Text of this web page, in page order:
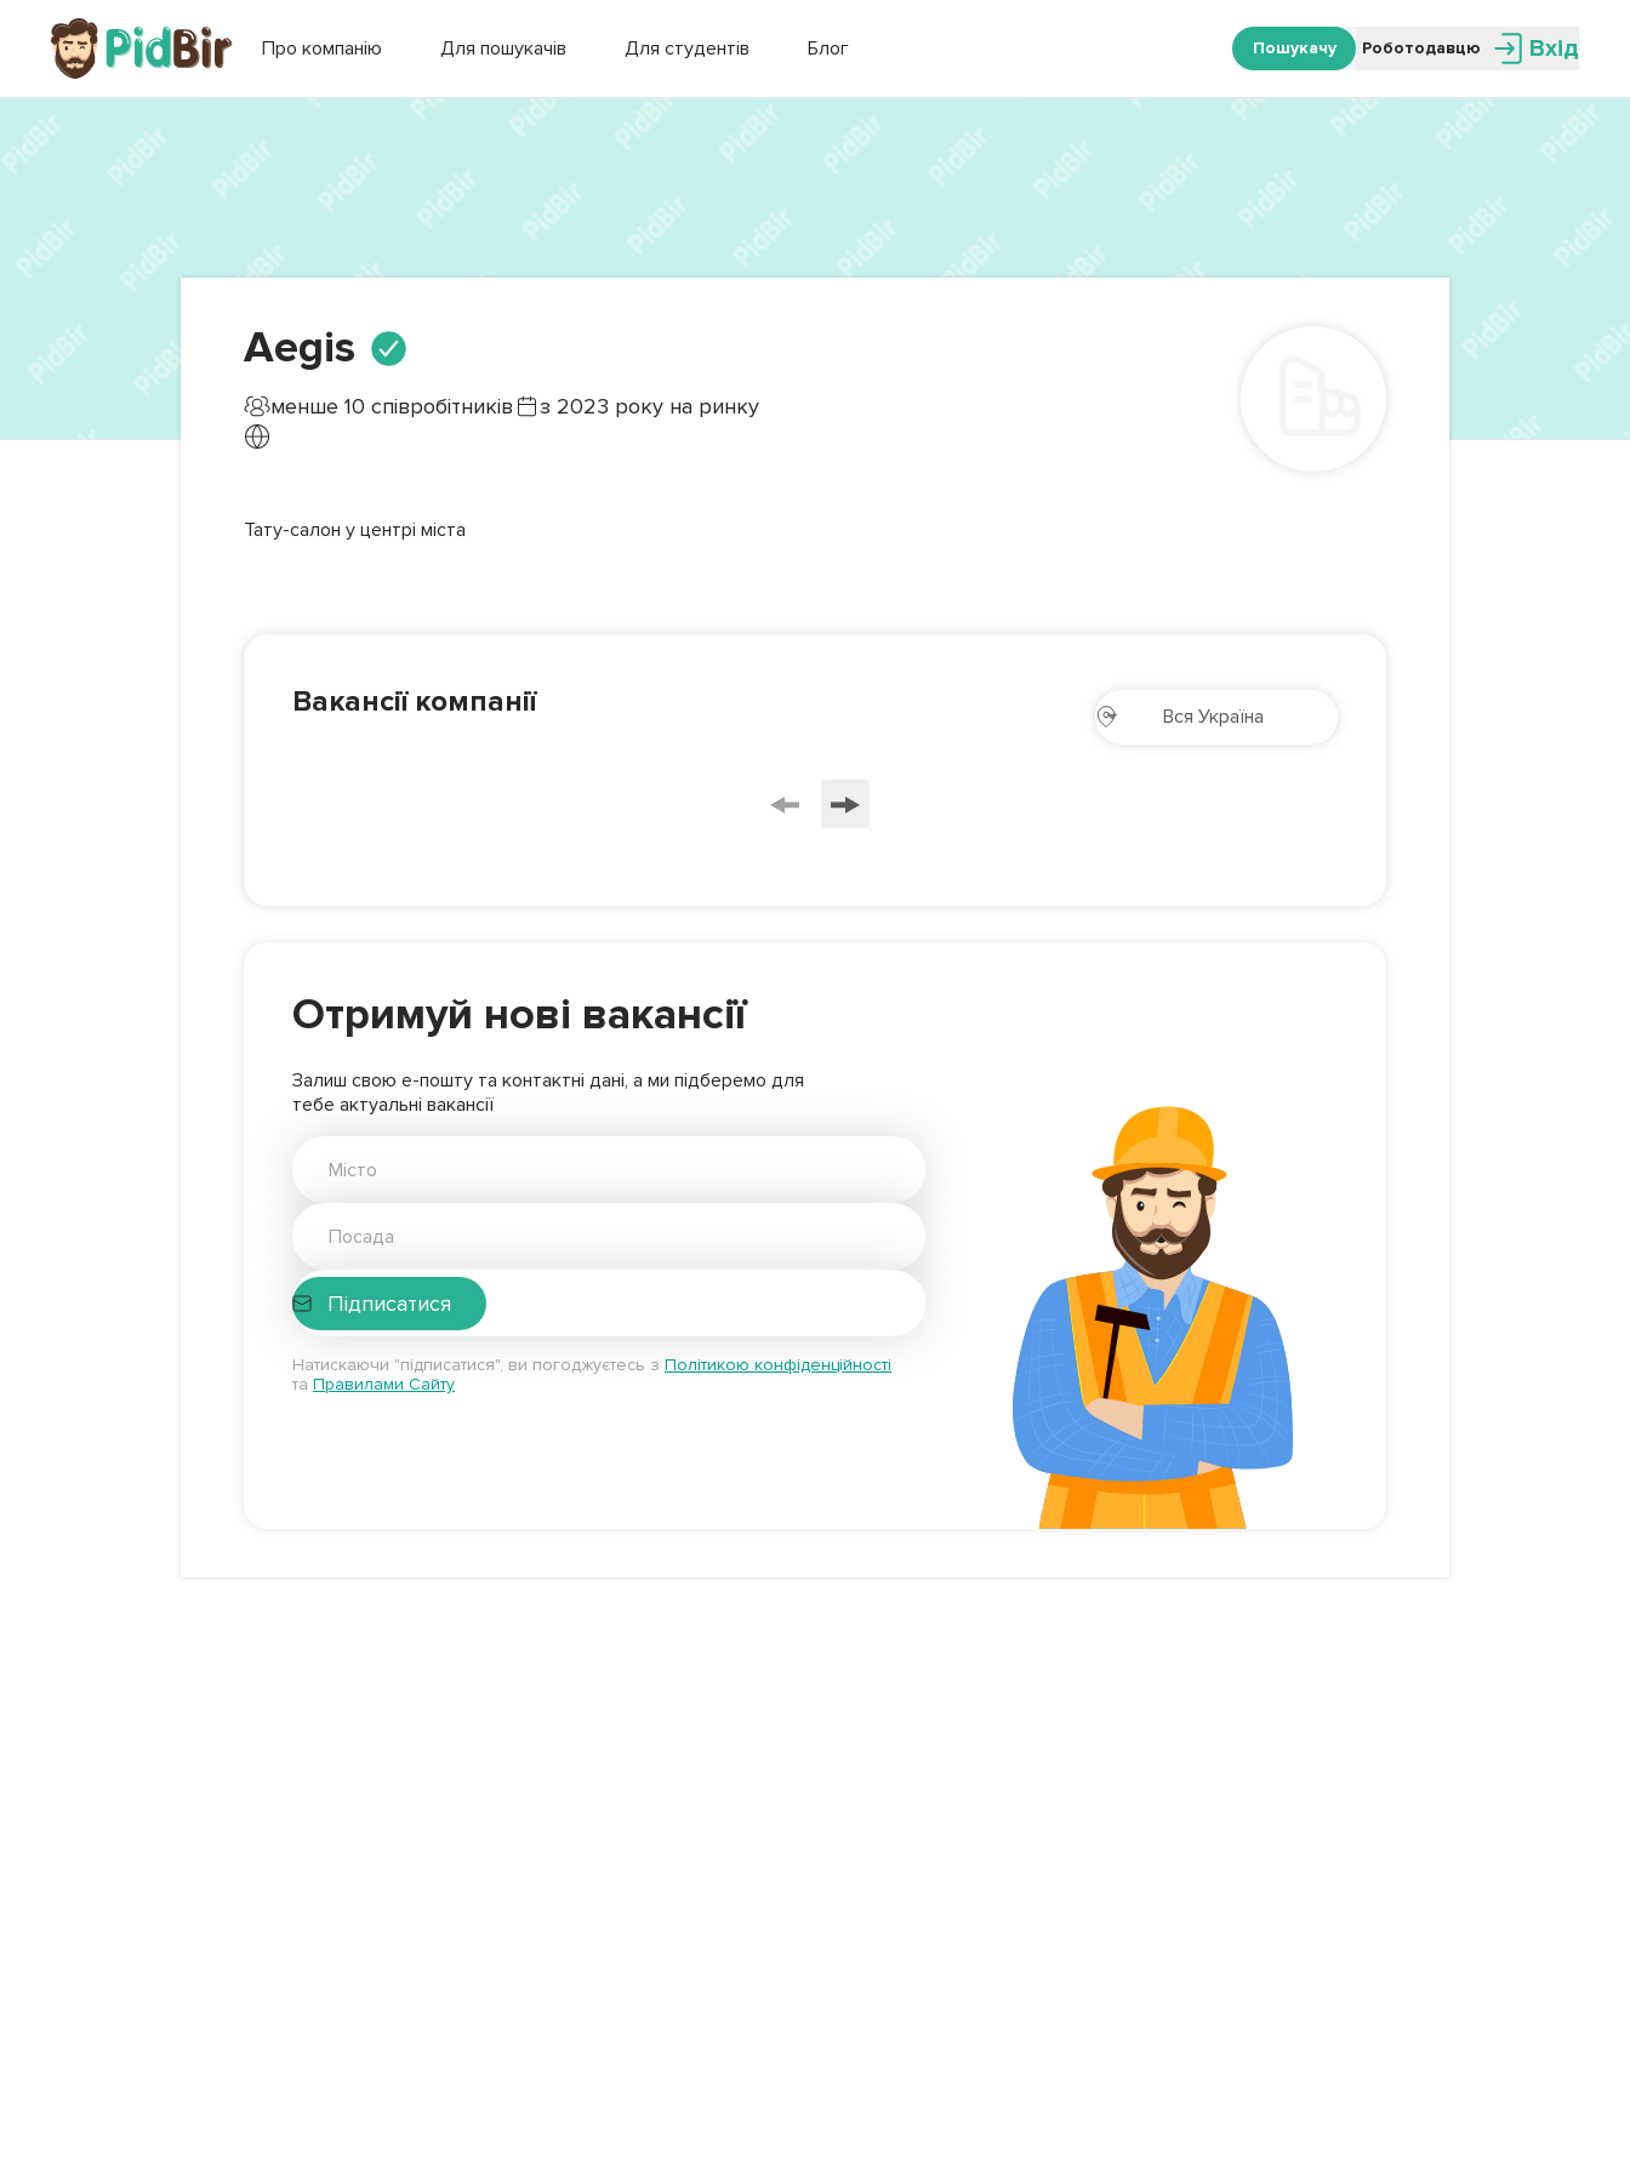
Про компанію Для пошукачів Для студентів Блог Пошукачу Роботодавцю Вхід
Aegis
менше 10 співробітників з 2023 року на ринку
Тату-салон у центрі міста
Вакансії компанії
Отримуй нові вакансії
Залиш свою е-пошту та контактні дані, а ми підберемо для
тебе актуальні вакансії
Підписатися
Натискаючи "підписатися", ви погоджуєтесь з Політикою конфіденційності
та Правилами Сайту